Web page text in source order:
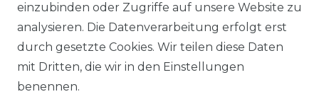
UNTERNEHMEN
ÜBER UNS
einzubinden oder Zugriffe auf unsere Website zu
analysieren. Die Datenverarbeitung erfolgt erst
durch gesetzte Cookies. Wir teilen diese Daten
mit Dritten, die wir in den Einstellungen
benennen.